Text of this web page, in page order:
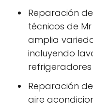
Reparación
técnicos de
amplia
incluyendo
refrigeradores
Reparación
aire